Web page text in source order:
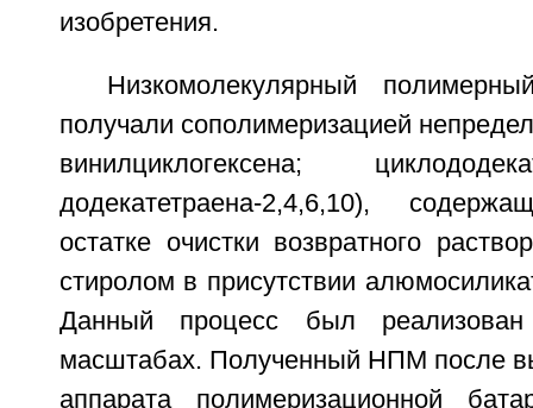
изобретения.
Низкомолекулярный
получали сополимеризацией
винилциклогексена;
додекатетраена-2,4,6,10),
остатке очистки возвратного
стиролом в присутствии
Данный процесс был
масштабах. Полученный НПМ после
аппарата полимеризационной